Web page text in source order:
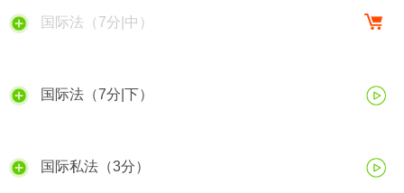
国际法（7分|中）
国际法（7分|下）
国际私法（3分）